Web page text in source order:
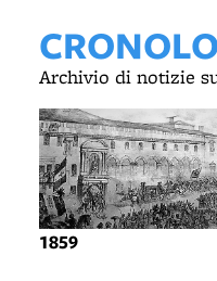
Archivio di notizie
1859